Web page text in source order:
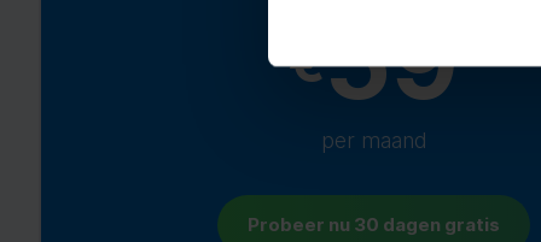
€59
per maand
Probeer nu 30 dagen gratis